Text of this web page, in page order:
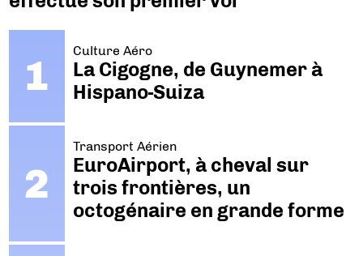
Culture Aéro
La Cigogne, de Guynemer à
Hispano-Suiza
Transport Aérien
EuroAirport, à cheval sur
trois frontières, un
octogénaire en grande forme